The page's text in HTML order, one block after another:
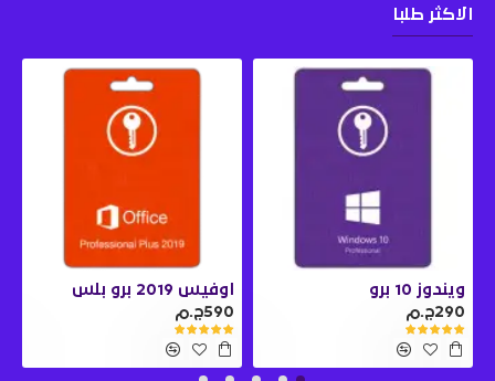
الاكثر طلبا
ويندوز 10 برو
290ج.م
اوفيس 2019 برو بلس
590ج.م